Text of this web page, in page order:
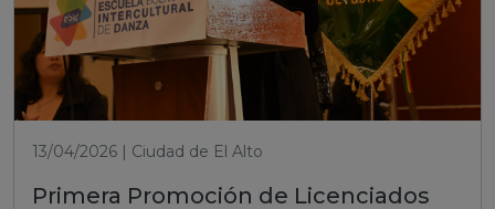
13/04/2026 | Ciudad de El Alto
Primera Promoción de Licenciados